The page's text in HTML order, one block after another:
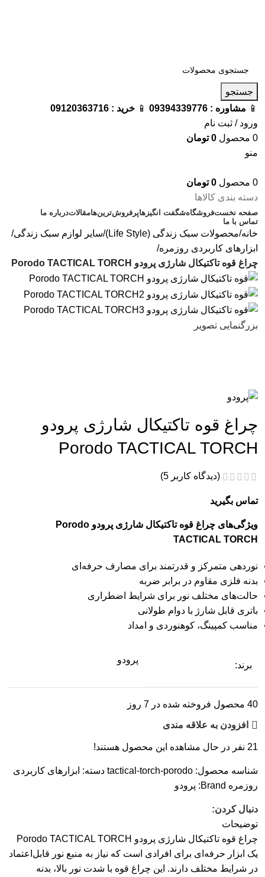
جستجو
📱 مشاوره : 09394339776
📱 خرید : 09120363716
ورود / ثبت نام
0 محصول 0 تومان
منو
0 محصول 0 تومان
دسته بندی کالاها
صفحه نخستفروشگاهشگفت انگیزهاپرفروش‌ترین‌هامقالاتدرباره ما
تماس با ما
خانه محصولات سبک زندگی (Life Style)
سایر لوازم سبک زندگی
ابزارهای کاربردی روزمره
چراغ قوه تاکتیکال شارژی پرودو Porodo TACTICAL TORCH
بزرگنمایی تصویر
چراغ قوه تاکتیکال شارژی پرودو
Porodo TACTICAL TORCH
(دیدگاه کاربر 5
)
تماس بگیرید
ویژگی‌های چراغ قوه تاکتیکال شارژی پرودو Porodo
TACTICAL TORCH
نوردهی متمرکز و قدرتمند برای مصارف حرفه‌ای
بدنه فلزی مقاوم در برابر ضربه
حالت‌های مختلف نور برای شرایط اضطراری
باتری قابل شارژ با دوام طولانی
مناسب کمپینگ، کوهنوردی و امداد
برند:
پرودو
40 محصول فروخته شده در 7 روز
افزودن به علاقه مندی
21 نفر در حال مشاهده این محصول هستند!
شناسه محصول: tactical-torch-porodo دسته: ابزارهای کاربردی
روزمره Brand: پرودو
دنبال کردن:
توضیحات
چراغ قوه تاکتیکال شارژی پرودو Porodo TACTICAL TORCH
یک ابزار حرفه‌ای برای افرادی است که نیاز به منبع نور قابل‌اعتماد
در شرایط مختلف دارند. این چراغ قوه با شدت نور بالا، بدنه